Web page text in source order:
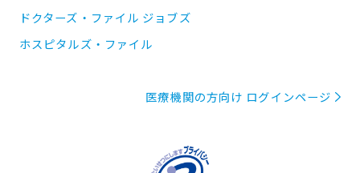
ドクターズ・ファイル ジョブズ
ホスピタルズ・ファイル
医療機関の方向け ログインページ